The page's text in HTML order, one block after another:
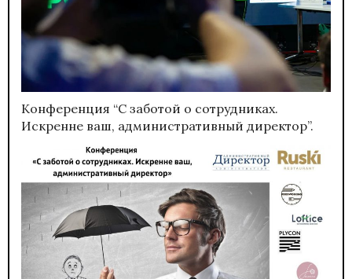
Конференция “С заботой о сотрудниках.
Искренне ваш, административный директор”.